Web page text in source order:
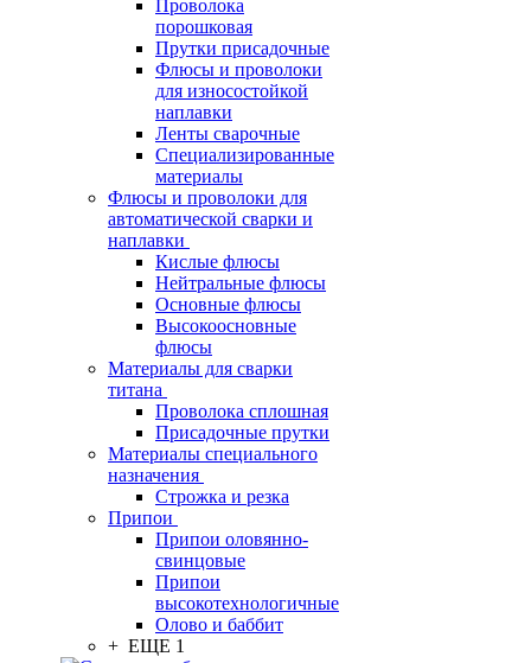
Проволока
порошковая
Прутки присадочные
Флюсы и проволоки
для износостойкой
наплавки
Ленты сварочные
Специализированные
материалы
Флюсы и проволоки для
автоматической сварки и
наплавки
Кислые флюсы
Нейтральные флюсы
Основные флюсы
Высокоосновные
флюсы
Материалы для сварки
титана
Проволока сплошная
Присадочные прутки
Материалы специального
назначения
Строжка и резка
Припои
Припои оловянно-
свинцовые
Припои
высокотехнологичные
Олово и баббит
+ ЕЩЕ 1